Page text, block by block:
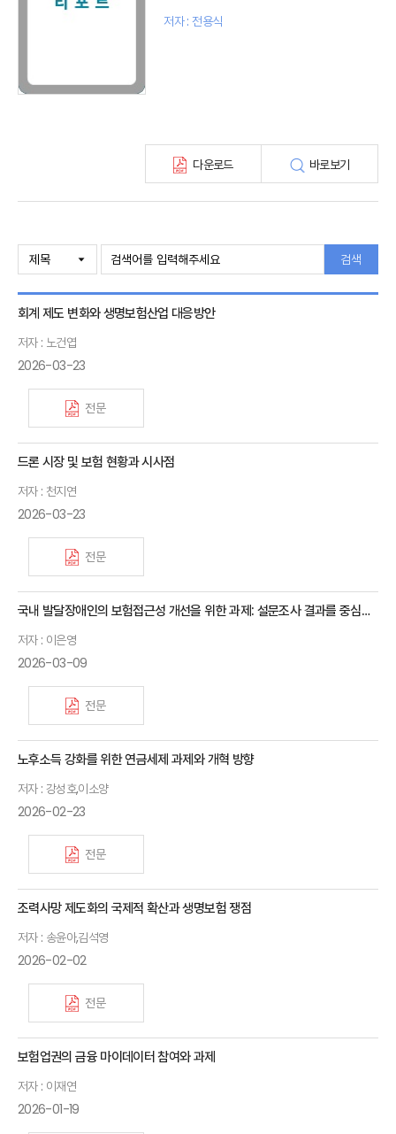
금융보험해설(종간)
KIRI 고령화리뷰
보험회사 재무분석(종간)
주간 해외보험동향(종간)
해외보험금융동향(종간)
저자 : 전용식
다운로드 바로보기
검색
회계 제도 변화와 생명보험산업 대응방안
저자 : 노건엽
2026-03-23
전문
드론 시장 및 보험 현황과 시사점
저자 : 천지연
2026-03-23
전문
국내 발달장애인의 보험접근성 개선을 위한 과제: 설문조사 결과를 중심으로
저자 : 이은영
2026-03-09
전문
노후소득 강화를 위한 연금세제 과제와 개혁 방향
저자 : 강성호,이소양
2026-02-23
전문
조력사망 제도화의 국제적 확산과 생명보험 쟁점
저자 : 송윤아,김석영
2026-02-02
전문
보험업권의 금융 마이데이터 참여와 과제
저자 : 이재연
2026-01-19